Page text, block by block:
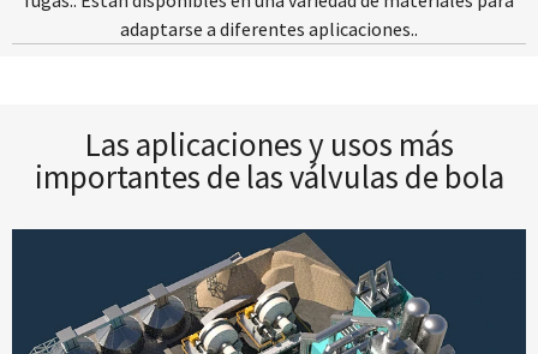
adaptarse a diferentes aplicaciones..
Las aplicaciones y usos más
importantes de las válvulas de bola